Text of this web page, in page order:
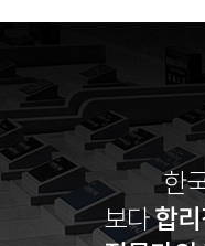
한
보다합